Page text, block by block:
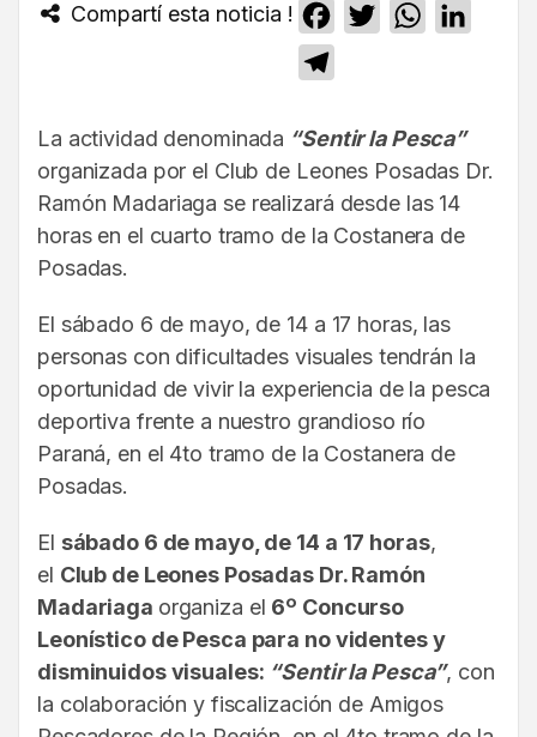
Compartí esta noticia ! Facebook
TwitterWhatsApp
La actividad denominada “Sentir la Pesca”
organizada por el Club de Leones Posadas Dr.
Ramón Madariaga se realizará desde las 14
horas en el cuarto tramo de la Costanera de
Posadas.
El sábado 6 de mayo, de 14 a 17 horas, las
personas con dificultades visuales tendrán la
oportunidad de vivir la experiencia de la pesca
deportiva frente a nuestro grandioso río
Paraná, en el 4to tramo de la Costanera de
Posadas.
El sábado 6 de mayo, de 14 a 17 horas,
el Club de Leones Posadas Dr. Ramón
Madariaga organiza el 6º Concurso
Leonístico de Pesca para no videntes y
disminuidos visuales: “Sentir la Pesca”, con
la colaboración y fiscalización de Amigos